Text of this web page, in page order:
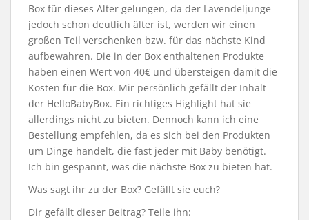
Box für dieses Alter gelungen, da der Lavendeljunge
jedoch schon deutlich älter ist, werden wir einen
großen Teil verschenken bzw. für das nächste Kind
aufbewahren. Die in der Box enthaltenen Produkte
haben einen Wert von 40€ und übersteigen damit die
Kosten für die Box. Mir persönlich gefällt der Inhalt
der HelloBabyBox. Ein richtiges Highlight hat sie
allerdings nicht zu bieten. Dennoch kann ich eine
Bestellung empfehlen, da es sich bei den Produkten
um Dinge handelt, die fast jeder mit Baby benötigt.
Ich bin gespannt, was die nächste Box zu bieten hat.
Was sagt ihr zu der Box? Gefällt sie euch?
Dir gefällt dieser Beitrag? Teile ihn: